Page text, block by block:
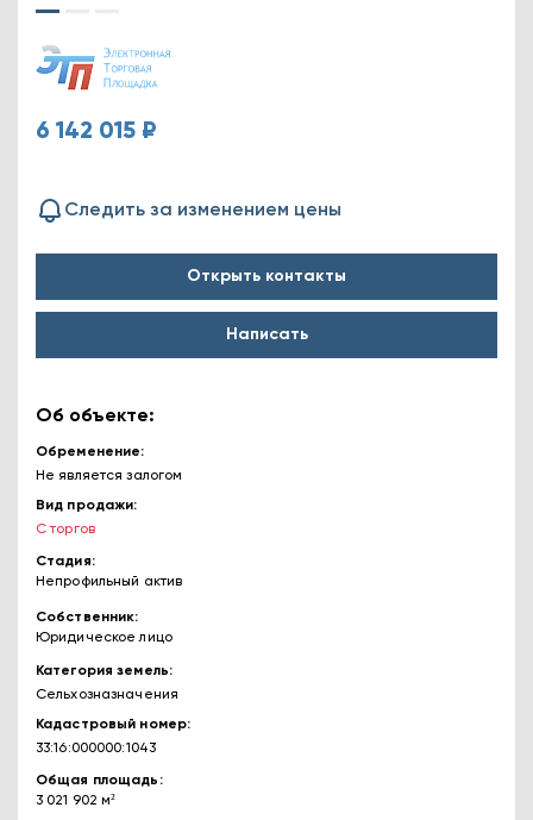
6 142 015 ₽
Следить за изменением цены
Открыть контакты
Написать
Об объекте:
Обременение
Не является залогом
Вид продажи
С торгов
Стадия
Непрофильный актив
Собственник
Юридическое лицо
Категория земель
Сельхозназначения
Кадастровый номер
33:16:000000:1043
Общая площадь
3 021 902 м²